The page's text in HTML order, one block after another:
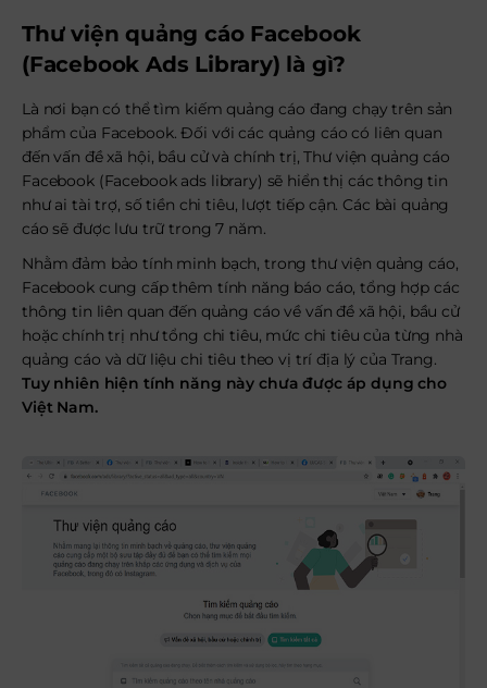
Thư viện quảng cáo Facebook
(Facebook Ads Library) là gì?
Là nơi bạn có thể tìm kiếm quảng cáo đang chạy trên sản
phẩm của Facebook. Đối với các quảng cáo có liên quan
đến vấn đề xã hội, bầu cử và chính trị, Thư viện quảng cáo
Facebook (Facebook ads library) sẽ hiển thị các thông tin
như ai tài trợ, số tiền chi tiêu, lượt tiếp cận. Các bài quảng
cáo sẽ được lưu trữ trong 7 năm.
Nhằm đảm bảo tính minh bạch, trong thư viện quảng cáo,
Facebook cung cấp thêm tính năng báo cáo, tổng hợp các
thông tin liên quan đến quảng cáo về vấn đề xã hội, bầu cử
hoặc chính trị như tổng chi tiêu, mức chi tiêu của từng nhà
quảng cáo và dữ liệu chi tiêu theo vị trí địa lý của Trang.
Tuy nhiên hiện tính năng này chưa được áp dụng cho
Việt Nam.